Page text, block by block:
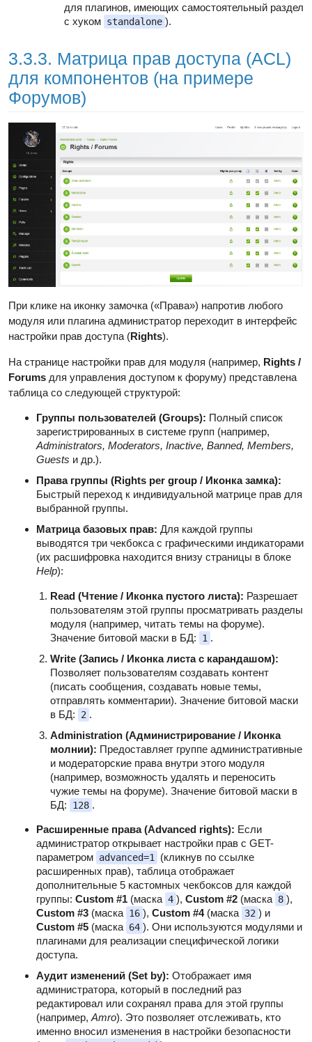
для плагинов, имеющих самостоятельный раздел
с хуком standalone ).
3.3.3. Матрица прав доступа (ACL)
для компонентов (на примере
Форумов)
При клике на иконку замочка («Права») напротив любого
модуля или плагина администратор переходит в интерфейс
настройки прав доступа (Rights).
На странице настройки прав для модуля (например, Rights /
Forums для управления доступом к форуму) представлена
таблица со следующей структурой:
Группы пользователей (Groups): Полный список
зарегистрированных в системе групп (например,
Administrators, Moderators, Inactive, Banned, Members,
Guests и др.).
Права группы (Rights per group / Иконка замка):
Быстрый переход к индивидуальной матрице прав для
выбранной группы.
Матрица базовых прав: Для каждой группы
выводятся три чекбокса с графическими индикаторами
(их расшифровка находится внизу страницы в блоке
Help):
Read (Чтение / Иконка пустого листа): Разрешает
пользователям этой группы просматривать разделы
модуля (например, читать темы на форуме).
Значение битовой маски в БД:
1 .
Write (Запись / Иконка листа с карандашом):
Позволяет пользователям создавать контент
(писать сообщения, создавать новые темы,
отправлять комментарии). Значение битовой маски
в БД:
2 .
Administration (Администрирование / Иконка
молнии): Предоставляет группе административные
и модераторские права внутри этого модуля
(например, возможность удалять и переносить
чужие темы на форуме). Значение битовой маски в
БД:
128 .
Расширенные права (Advanced rights): Если
администратор открывает настройки прав с GET-
параметром advanced=1
(кликнув по ссылке
расширенных прав), таблица отображает
дополнительные 5 кастомных чекбоксов для каждой
группы: Custom #1 (маска 4 ), Custom #2 (маска 8 ),
Custom #3 (маска 16 ), Custom #4(маска 32 ) и
Custom #5 (маска 64 ). Они используются модулями и
плагинами для реализации специфической логики
доступа.
Аудит изменений (Set by): Отображает имя
администратора, который в последний раз
редактировал или сохранял права для этой группы
(например, Amro). Это позволяет отслеживать, кто
именно вносил изменения в настройки безопасности